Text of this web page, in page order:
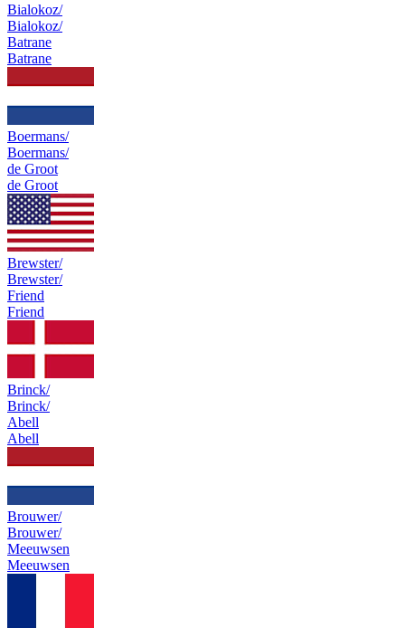
Bialokoz/
Bialokoz/
Batrane
Batrane
Boermans/
Boermans/
de Groot
de Groot
Brewster/
Brewster/
Friend
Friend
Brinck/
Brinck/
Abell
Abell
Brouwer/
Brouwer/
Meeuwsen
Meeuwsen